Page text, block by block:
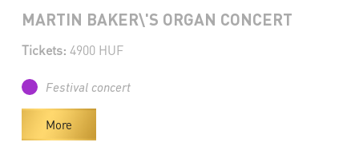
MARTIN BAKER\'S ORGAN CONCERT
Tickets: 4900 HUF
Festival concert
More